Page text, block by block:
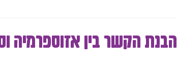
הבנת הקשר בין אזוספרמיה